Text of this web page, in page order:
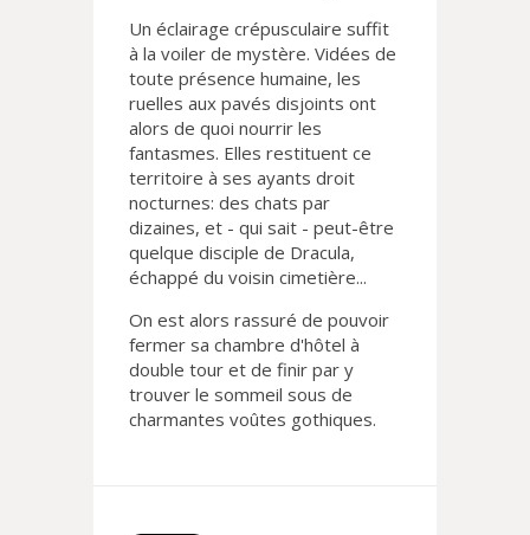
Un éclairage crépusculaire suffit
à la voiler de mystère. Vidées de
toute présence humaine, les
ruelles aux pavés disjoints ont
alors de quoi nourrir les
fantasmes. Elles restituent ce
territoire à ses ayants droit
nocturnes: des chats par
dizaines, et - qui sait - peut-être
quelque disciple de Dracula,
échappé du voisin cimetière...
On est alors rassuré de pouvoir
fermer sa chambre d'hôtel à
double tour et de finir par y
trouver le sommeil sous de
charmantes voûtes gothiques.